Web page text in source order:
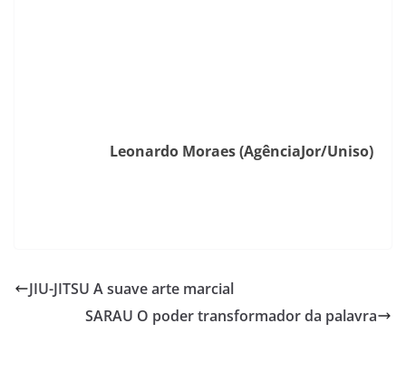
Leonardo Moraes (AgênciaJor/Uniso)
JIU-JITSU A suave arte marcial
SARAU O poder transformador da palavra